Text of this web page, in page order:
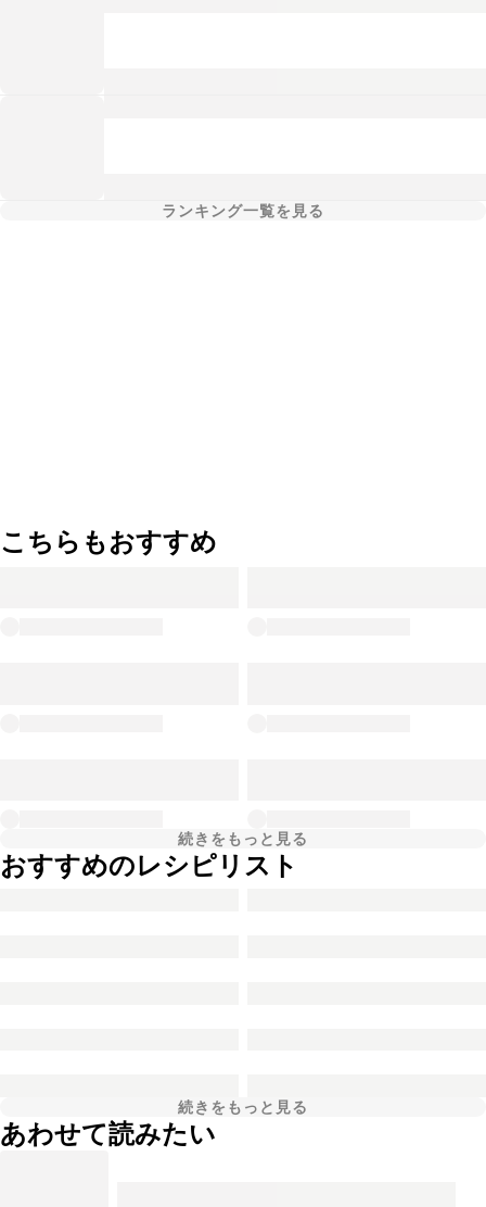
ランキング一覧を見る
こちらもおすすめ
続きをもっと見る
おすすめのレシピリスト
続きをもっと見る
あわせて読みたい